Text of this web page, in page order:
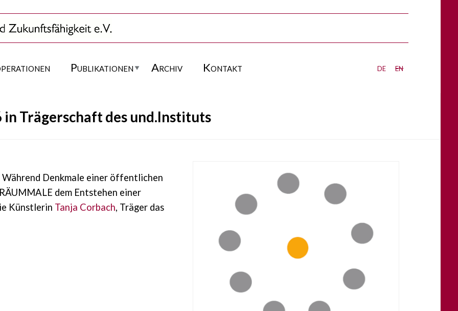
de en
Publikationen Archiv Kontakt
Trägerschaft des und.Instituts
Denkmale einer öffentlichen
dem Entstehen einer
Künstlerin Tanja Corbach, Träger das